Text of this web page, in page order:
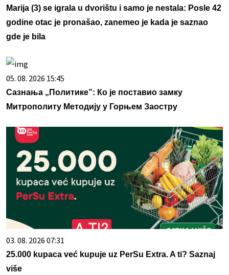
Marija (3) se igrala u dvorištu i samo je nestala: Posle 42
godine otac je pronašao, zanemeo je kada je saznao
gde je bila
05. 08. 2026 15:45
Сазнања „Политике”: Ко је поставио замку
Митрополиту Методију у Горњем Заостру
03. 08. 2026 07:31
25.000 kupaca već kupuje uz PerSu Extra. A ti? Saznaj
više